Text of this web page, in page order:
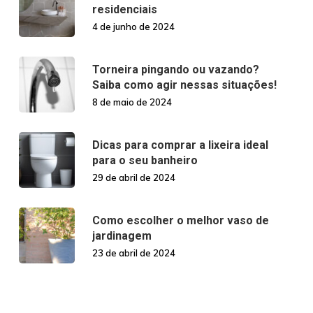
residenciais
4 de junho de 2024
Torneira pingando ou vazando?
Saiba como agir nessas situações!
8 de maio de 2024
Dicas para comprar a lixeira ideal
para o seu banheiro
29 de abril de 2024
Como escolher o melhor vaso de
jardinagem
23 de abril de 2024